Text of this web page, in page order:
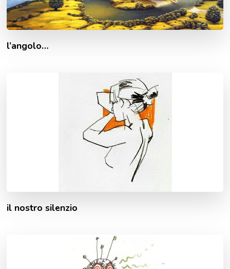
l’angolo…
il nostro silenzio